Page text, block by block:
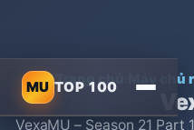
MU TOP 100
Trang chủ Máy chủ
VexaMU – Season 21 Part